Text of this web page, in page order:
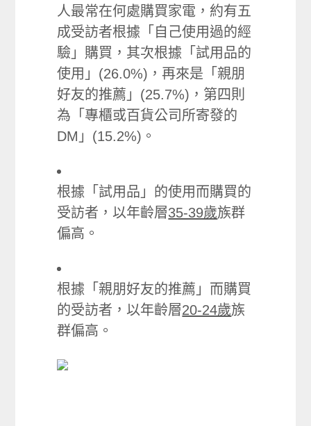
人最常在何處購買家電，約有五
成受訪者根據「自己使用過的經
驗」購買，其次根據「試用品的
使用」(26.0%)，再來是「親朋
好友的推薦」(25.7%)，第四則
為「專櫃或百貨公司所寄發的
DM」(15.2%)。
根據「試用品」的使用而購買的
受訪者，以年齡層35-39歲族群
偏高。
根據「親朋好友的推薦」而購買
的受訪者，以年齡層20-24歲族
群偏高。